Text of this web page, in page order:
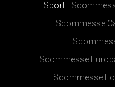
Sport
Scommesse
Scommesse
Scommesse